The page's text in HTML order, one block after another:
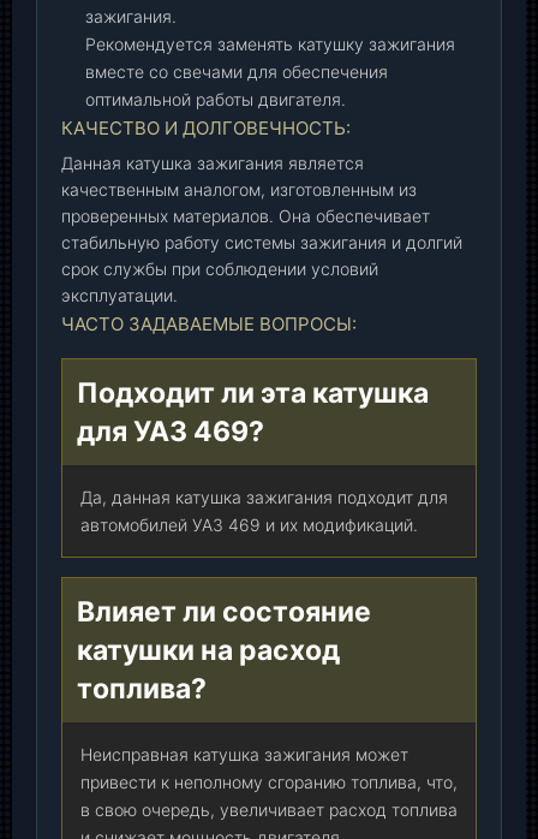
зажигания.
Рекомендуется заменять катушку зажигания
вместе со свечами для обеспечения
оптимальной работы двигателя.
КАЧЕСТВО И ДОЛГОВЕЧНОСТЬ:
Данная катушка зажигания является
качественным аналогом, изготовленным из
проверенных материалов. Она обеспечивает
стабильную работу системы зажигания и долгий
срок службы при соблюдении условий
эксплуатации.
ЧАСТО ЗАДАВАЕМЫЕ ВОПРОСЫ:
Подходит ли эта катушка
для УАЗ 469?
Да, данная катушка зажигания подходит для
автомобилей УАЗ 469 и их модификаций.
Влияет ли состояние
катушки на расход
топлива?
Неисправная катушка зажигания может
привести к неполному сгоранию топлива, что,
в свою очередь, увеличивает расход топлива